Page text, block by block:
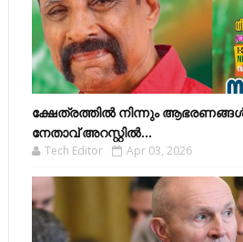
ക്ഷേത്രത്തിൽ നിന്നും
നേതാവ് അറസ്റ്റിൽ...
Tech Editor Apr 03, 2026